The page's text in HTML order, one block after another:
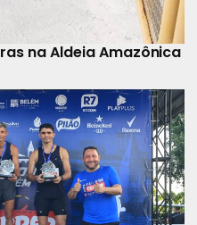
na Aldeia Amazônica